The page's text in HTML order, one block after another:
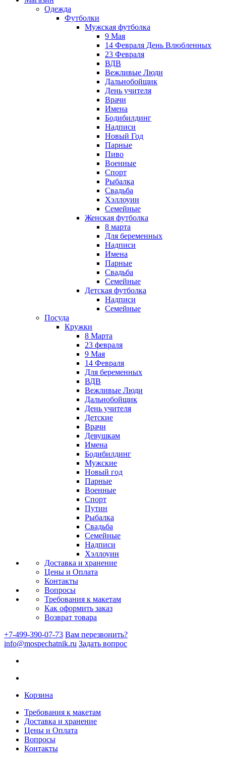
Одежда
Футболки
Мужская футболка
9 Мая
14 Февраля День Влюбленных
23 Февраля
ВДВ
Вежливые Люди
Дальнобойщик
День учителя
Врачи
Имена
Бодибилдинг
Надписи
Новый Год
Парные
Пиво
Военные
Спорт
Рыбалка
Свадьба
Хэллоуин
Семейные
Женская футболка
8 марта
Для беременных
Надписи
Имена
Парные
Свадьба
Семейные
Детская футболка
Надписи
Семейные
Посуда
Кружки
8 Марта
23 февраля
9 Мая
14 Февраля
Для беременных
ВДВ
Вежливые Люди
Дальнобойщик
День учителя
Детские
Врачи
Девушкам
Имена
Бодибилдинг
Мужские
Новый год
Парные
Военные
Спорт
Путин
Рыбалка
Свадьба
Семейные
Надписи
Хэллоуин
Доставка и хранение
Цены и Оплата
Контакты
Вопросы
Требования к макетам
Как оформить заказ
Возврат товара
+7-499-390-07-73 Вам перезвонить?
info@mospechatnik.ru Задать вопрос
Корзина
Требования к макетам
Доставка и хранение
Цены и Оплата
Вопросы
Контакты